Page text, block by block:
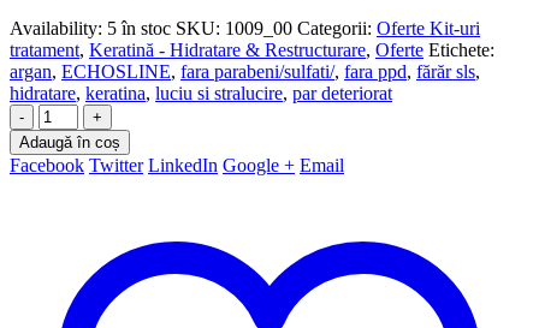
Availability: 5 în stoc SKU: 1009_00 Categorii: Oferte Kit-uri
tratament, Keratină - Hidratare & Restructurare, Oferte Etichete:
argan, ECHOSLINE, fara parabeni/sulfati/, fara ppd, fărăr sls,
hidratare, keratina, luciu si stralucire, par deteriorat
-
+
Adaugă în coș
Facebook Twitter LinkedIn Google + Email